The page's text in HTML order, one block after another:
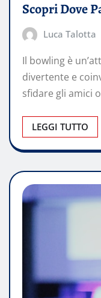
Scopri Dove
Luca Talotta
Il bowling è
divertente e
sfidare gli amici
LEGGI TUTTO